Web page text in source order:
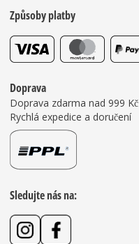
Způsoby platby
Doprava
Doprava zdarma nad 999 Kč
Rychlá expedice a doručení
Sledujte nás na: